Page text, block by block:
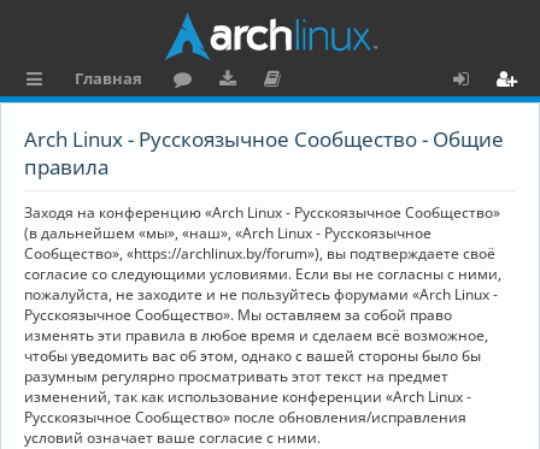
ы
к
и
Главная
ру
ру
и
ку
е
н
та
ц
и
я
о
Arch Linux - Русскоязычное Сообщество - Общие
правила
Заходя на конференцию «Arch Linux - Русскоязычное Сообщество»
(в дальнейшем «мы», «наш», «Arch Linux - Русскоязычное
Сообщество», «https://archlinux.by/forum»), вы подтверждаете своё
согласие со следующими условиями. Если вы не согласны с ними,
пожалуйста, не заходите и не пользуйтесь форумами «Arch Linux -
Русскоязычное Сообщество». Мы оставляем за собой право
изменять эти правила в любое время и сделаем всё возможное,
чтобы уведомить вас об этом, однако с вашей стороны было бы
разумным регулярно просматривать этот текст на предмет
изменений, так как использование конференции «Arch Linux -
Русскоязычное Сообщество» после обновления/исправления
условий означает ваше согласие с ними.